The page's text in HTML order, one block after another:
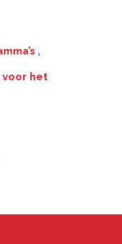
,
het